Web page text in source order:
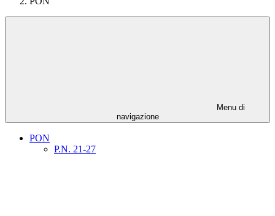
Menu di
navigazione
PON
P.N. 21-27